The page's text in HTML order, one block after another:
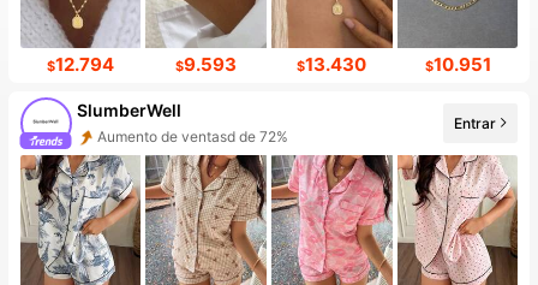
$12.794 $9.593 $13.430 $10.951
SlumberWell
Incremento de seguidores de 29%
Entrar